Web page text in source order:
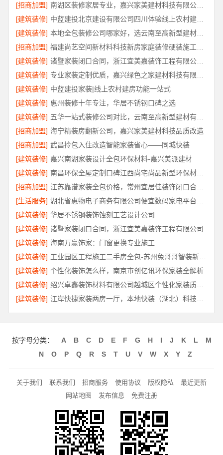
[招商加盟]
南湖区装修家居专业，嘉兴家美建材科技有限公司品质保障
[建筑装修]
中蓝建投北京建设有限公司四川体验线上农村建房功能
[建筑装修]
本地全包装修公司哪家好，选云南至高新型建材有限公司
[招商加盟]
[建筑装修]
诸暨家装闭口合同，浙江宜美嘉装饰工程有限公司可信
[建筑装修]
[建筑装修] 中蓝建投家装|线上农村建房功能一站式
[建筑装修] 惠州装修十年专注，华居不锈钢口碑之选
[建筑装修]
[招商加盟] 海宁精装房翻新公司，嘉兴家美建材科技品质改造
[招商加盟] 武昌拎包入住改造智能家装省心——同城快装
[建筑装修] 嘉兴南湖家装设计全包环保材料-嘉兴美派建材
[建筑装修]
南昌环保全屋定制口碑江西尚宅尚品新型环保材料有限公司
[招商加盟]
江苏靠谱家装全包价格，常州宜居佳装饰闭口合同详解
[生活服务]
[建筑装修] 华居不锈钢装饰蚀刻工艺设计公司
[建筑装修] 诸暨家装闭口合同，浙江宜美嘉装饰工程有限公司
[建筑装修] 海南万赢饰家：门窗更换专业施工
[建筑装修]
工业园区工程施工二手房全包-苏州兔哥哥智装新材料有限公司
[建筑装修] 个性化装饰怎么样，南京市创亿讯环保家装全解析
[建筑装修]
绍兴卓鑫装饰材料有限公司越城区个性化家装质量有保障
[建筑装修]
按字母分类： A B C D E F G H I J K L
M
N
O P Q R S T U V W X Y Z
关于我们 联系我们 招商服务 使用协议 版权隐私
最近更新
网站地图
发布信息 免费注册